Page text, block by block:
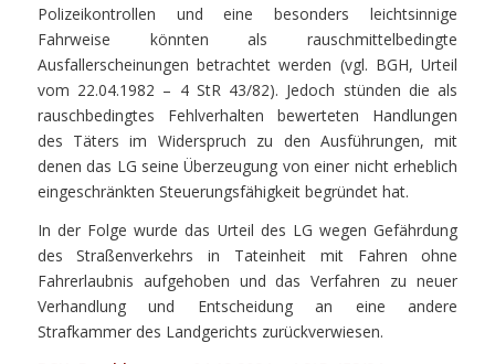
Polizeikontrollen und eine besonders leichtsinnige
Fahrweise könnten als rauschmittelbedingte
Ausfallerscheinungen betrachtet werden (vgl. BGH, Urteil
vom 22.04.1982 – 4 StR 43/82). Jedoch stünden die als
rauschbedingtes Fehlverhalten bewerteten Handlungen
des Täters im Widerspruch zu den Ausführungen, mit
denen das LG seine Überzeugung von einer nicht erheblich
eingeschränkten Steuerungsfähigkeit begründet hat.
In der Folge wurde das Urteil des LG wegen Gefährdung
des Straßenverkehrs in Tateinheit mit Fahren ohne
Fahrerlaubnis aufgehoben und das Verfahren zu neuer
Verhandlung und Entscheidung an eine andere
Strafkammer des Landgerichts zurückverwiesen.